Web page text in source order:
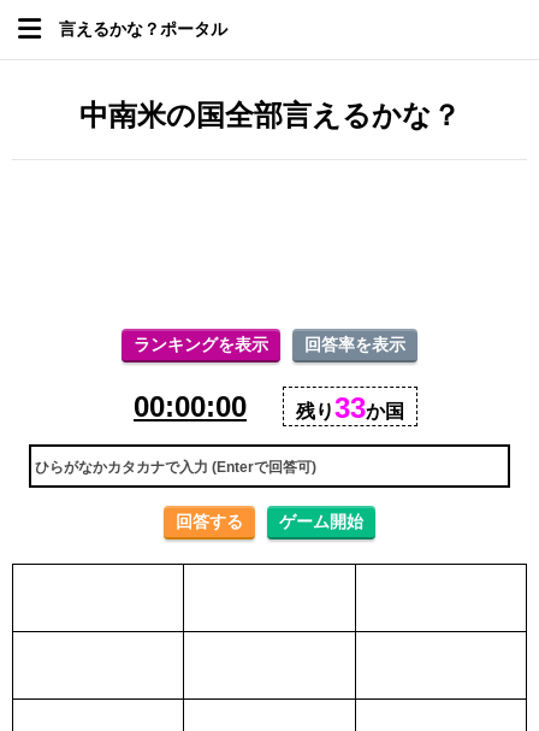
言えるかな？ポータル
中南米の国全部言えるかな？
ランキングを表示 回答率を表示
00:00:00 残り33か国